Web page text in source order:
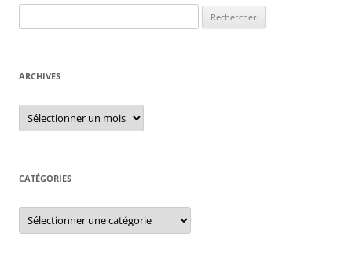
e
h
r
c
r
ARCHIVES
A
c
e
s
CATÉGORIES
C
t